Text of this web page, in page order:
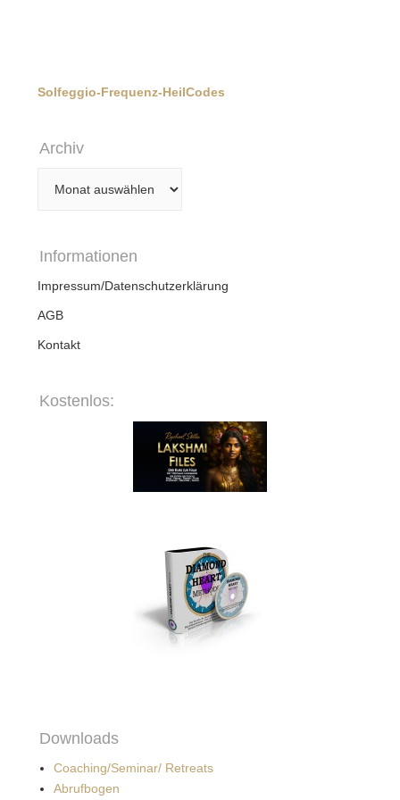
Solfeggio-Frequenz-HeilCodes
Archiv
Informationen
Impressum/Datenschutzerklärung
AGB
Kontakt
Kostenlos:
Downloads
Coaching/Seminar/ Retreats
Abrufbogen